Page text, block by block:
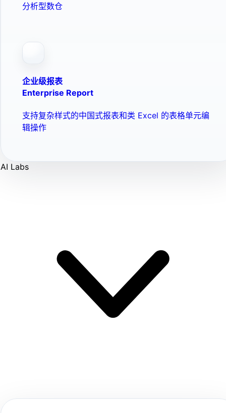
分析型数仓
企业级报表
Enterprise Report
支持复杂样式的中国式报表和类 Excel 的表格单元编
辑操作
AI Labs